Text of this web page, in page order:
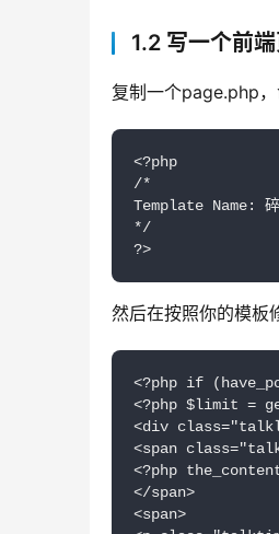
1.2 写一个前
复制一个page.php
<?php
/*
Template Name:
*/
?>
然后在按照你的模板
<?php if
<?php $limit =
<div
<span
<?php
</span>
<span>